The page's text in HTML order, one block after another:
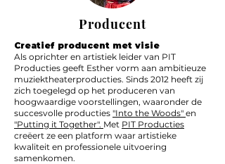
Producent
Creatief producent met visie
Als oprichter en artistiek leider van PIT
Producties geeft Esther vorm aan ambitieuze
muziektheaterproducties. Sinds 2012 heeft zij
zich toegelegd op het produceren van
hoogwaardige voorstellingen, waaronder de
succesvolle producties "Into the Woods" en
"Putting it Together". Met PIT Producties
creëert ze een platform waar artistieke
kwaliteit en professionele uitvoering
samenkomen.